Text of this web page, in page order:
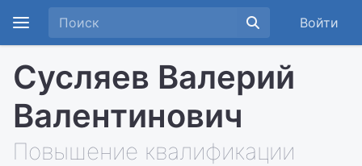
Войти
Сусляев Валерий
Валентинович
Повышение квалификации